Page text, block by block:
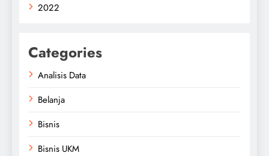
2022
Categories
Analisis Data
Belanja
Bisnis
Bisnis UKM